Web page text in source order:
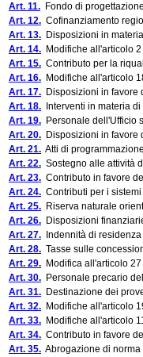
Art. 11. Fondo di
Art. 12. Cofinanziamento
Art. 13. Disposizioni in
Art. 14. Modifiche all'articolo
Art. 15. Contributo per la
Art. 16. Modifiche all'articolo
Art. 17. Disposizioni in favore
Art. 18. Interventi in materia
Art. 19. Personale dell'Ufficio
Art. 20. Disposizioni in favore
Art. 21. Atti di
Art. 22. Sostegno alle attività
Art. 23. Contributo in favore
Art. 24. Contributi per i
Art. 25. Riserva naturale
Art. 26. Disposizioni
Art. 27. Indennità di
Art. 28. Tasse sulle
Art. 29. Modifica all'articolo
Art. 30. Personale precario
Art. 31. Destinazione dei
Art. 32. Modifiche all'articolo
Art. 33. Modifiche all'articolo
Art. 34. Contributo in favore
Art. 35. Abrogazione di